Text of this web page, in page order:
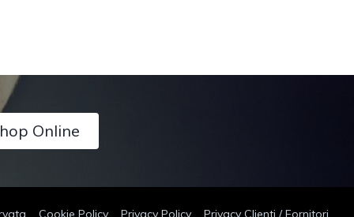
Online
Cookie Policy Privacy Policy Privacy Clienti / Fornitori